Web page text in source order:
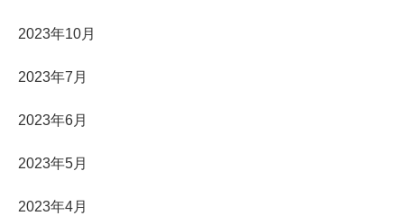
2023年10月
2023年7月
2023年6月
2023年5月
2023年4月